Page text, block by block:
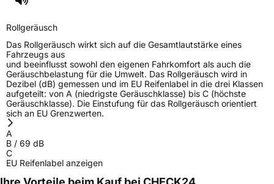
Rollgeräusch
Das Rollgeräusch wirkt sich auf die Gesamtlautstärke eines
Fahrzeugs aus
und beeinflusst sowohl den eigenen Fahrkomfort als auch die
Geräuschbelastung für die Umwelt. Das Rollgeräusch wird in
Dezibel (dB) gemessen und im EU Reifenlabel in die drei Klassen
aufgeteilt: von A (niedrigste Geräuschklasse) bis C (höchste
Geräuschklasse). Die Einstufung für das Rollgeräusch orientiert
sich an EU Grenzwerten.
A
B / 69 dB
C
EU Reifenlabel anzeigen